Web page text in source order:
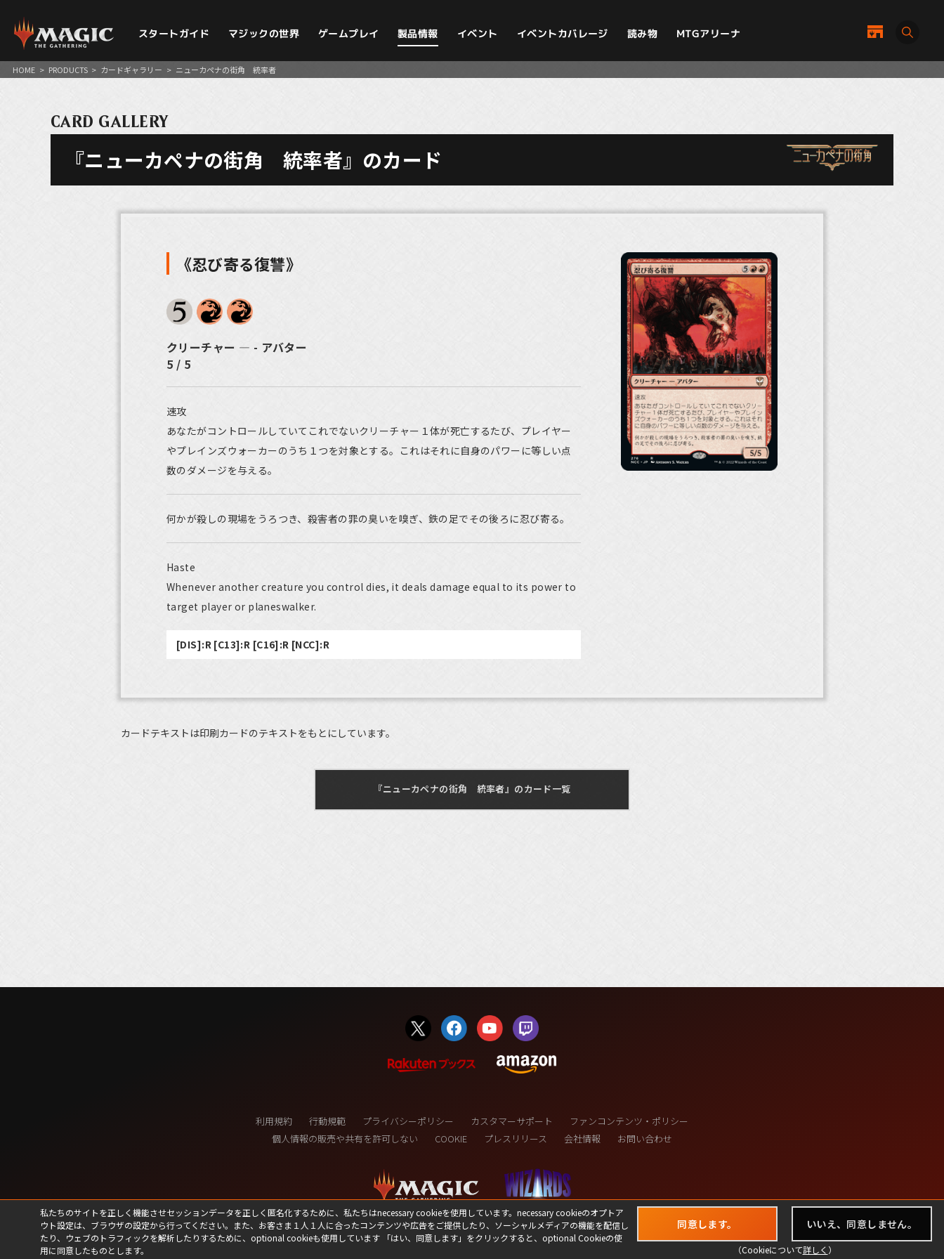
スタートガイド マジックの世界 ゲームプレイ 製品情報 イベント イベントカバレージ 読み物 MTGアリーナ
HOME > PRODUCTS > カードギャラリー > ニューカペナの街角 統率者
CARD GALLERY
『ニューカペナの街角 統率者』のカード
《忍び寄る復讐》
クリーチャー ― - アバター
5 / 5
速攻
あなたがコントロールしていてこれでないクリーチャー１体が死亡するたび、プレイヤー
やプレインズウォーカーのうち１つを対象とする。これはそれに自身のパワーに等しい点
数のダメージを与える。
何かが殺しの現場をうろつき、殺害者の罪の臭いを嗅ぎ、鉄の足でその後ろに忍び寄る。
Haste
Whenever another creature you control dies, it deals damage equal to its power to
target player or planeswalker.
[DIS]:R [C13]:R [C16]:R [NCC]:R
カードテキストは印刷カードのテキストをもとにしています。
『ニューカペナの街角 統率者』のカード一覧
私たちのサイトを正しく機能させセッションデータを正しく匿名化するために、私たちはnecessary cookieを使用しています。necessary cookieのオプトア
ウト設定は、ブラウザの設定から行ってください。また、お客さま１人１人に合ったコンテンツや広告をご提供したり、ソーシャルメディアの機能を配信し
たり、ウェブのトラフィックを解析したりするために、optional cookieも使用しています 「はい、同意します」をクリックすると、optional Cookieの使
用に同意したものとします。
同意します。 いいえ、同意しません。
（Cookieについて詳しく ）
利用規約 行動規範 プライバシーポリシー カスタマーサポート
ファンコンテンツ・ポリシー
個人情報の販売や共有を許可しない
COOKIE プレスリリース 会社情報 お問い合わせ
(C) 1993-2026 Wizards of the Coast LLC,
a subsidiary of Hasbro, Inc. All Rights Reserved.